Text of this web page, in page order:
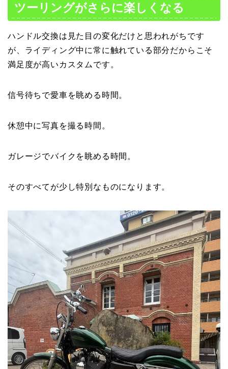
ツーリングがさらに楽しくなる
ハンドル交換は見た目の変化だけと思われがちです
が、ライディング中に常に触れている部分だからこそ
満足度が高いカスタムです。
信号待ちで愛車を眺める時間。
休憩中に写真を撮る時間。
ガレージでバイクを眺める時間。
そのすべてが少し特別なものになります。